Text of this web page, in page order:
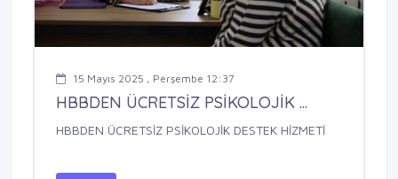
15 Mayıs 2025 , Perşembe 12:37
HBBDEN ÜCRETSİZ PSİKOLOJİK ...
HBBDEN ÜCRETSİZ PSİKOLOJİK DESTEK HİZMETİ